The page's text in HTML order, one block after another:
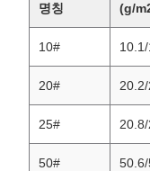
명칭
(g/
10# 10.1/
20#
25#
50# 50.6/